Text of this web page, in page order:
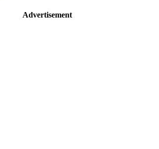
Advertisement